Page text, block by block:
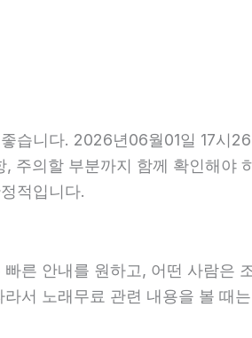
습니다. 2026년06월01일 17시
의할 부분까지 함께 확인해야
적입니다.
른 안내를 원하고, 어떤 사람은
서 노래무료 관련 내용을 볼 때